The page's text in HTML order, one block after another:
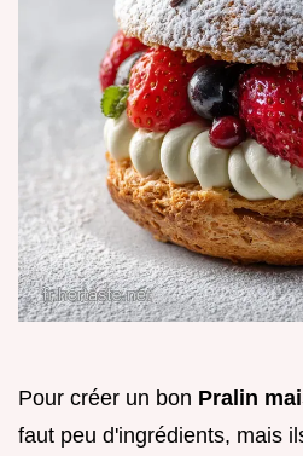
Pour créer un bon Pralin
faut peu d'ingrédients, mais